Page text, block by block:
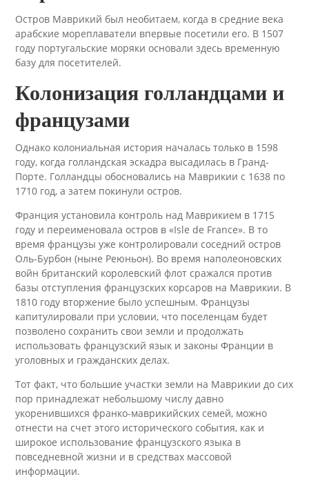
Остров Маврикий был необитаем, когда в средние века
арабские мореплаватели впервые посетили его. В 1507
году португальские моряки основали здесь временную
базу для посетителей.
Колонизация голландцами и
французами
Однако колониальная история началась только в 1598
году, когда голландская эскадра высадилась в Гранд-
Порте. Голландцы обосновались на Маврикии с 1638 по
1710 год, а затем покинули остров.
Франция установила контроль над Маврикием в 1715
году и переименовала остров в «Isle de France». В то
время французы уже контролировали соседний остров
Оль-Бурбон (ныне Реюньон). Во время наполеоновских
войн британский королевский флот сражался против
базы отступления французских корсаров на Маврикии. В
1810 году вторжение было успешным. Французы
капитулировали при условии, что поселенцам будет
позволено сохранить свои земли и продолжать
использовать французский язык и законы Франции в
уголовных и гражданских делах.
Тот факт, что большие участки земли на Маврикии до сих
пор принадлежат небольшому числу давно
укоренившихся франко-маврикийских семей, можно
отнести на счет этого исторического события, как и
широкое использование французского языка в
повседневной жизни и в средствах массовой
информации.